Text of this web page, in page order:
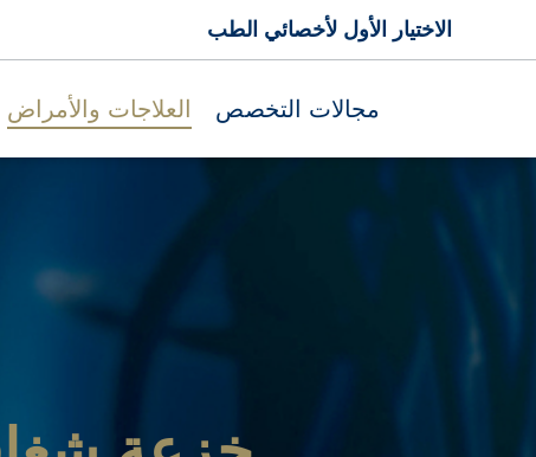
الاختيار الأول لأخصائي الطب
مجالات التخصص العلاجات والأمراض